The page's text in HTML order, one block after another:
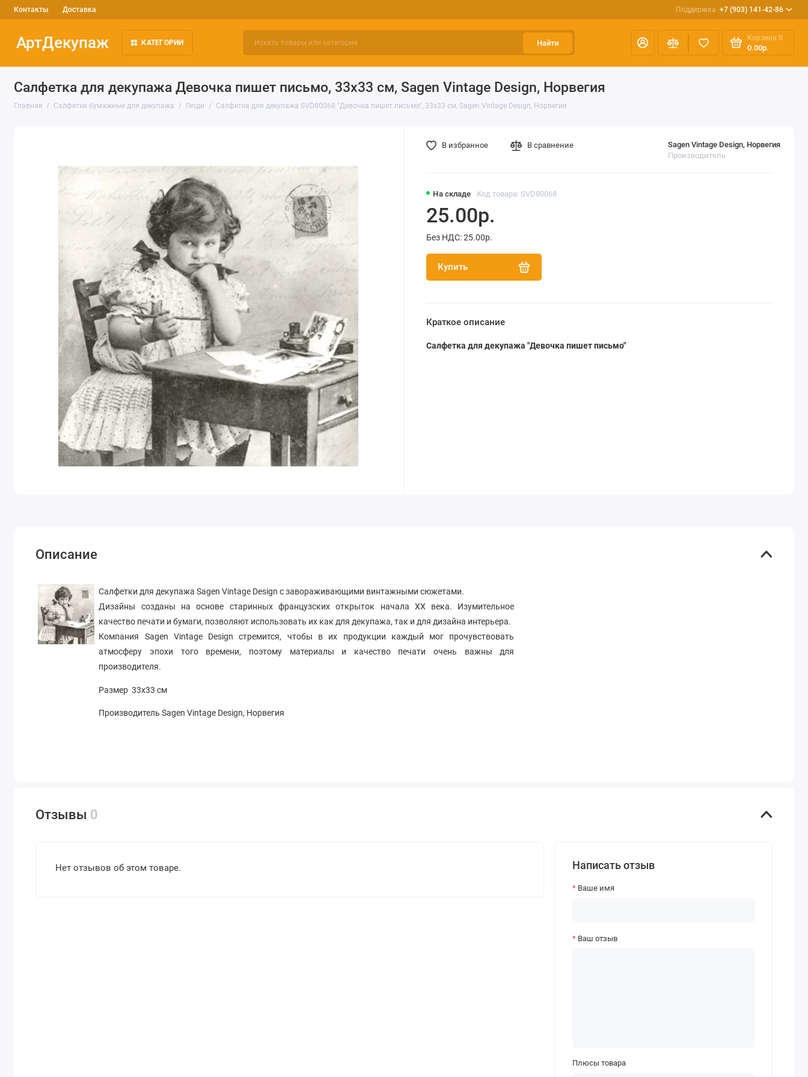
Контакты Доставка Поддержка +7 (903) 141-42-86
АртДекупаж КАТЕГОРИИ Найти
Корзина 0
0.00р.
Салфетка для декупажа Девочка пишет письмо, 33х33 см, Sagen Vintage Design, Норвегия
Главная Салфетки бумажные для декупажа Люди Салфетка для декупажа SVD80068 "Девочка пишет письмо", 33х33 см, Sagen Vintage Design, Норвегия
На складе Код товара: SVD80068
Sagen Vintage Design, Норвегия
Производитель
25.00р.
Без НДС: 25.00р.
Купить
В избранное В сравнение
Краткое описание
Салфетка для декупажа "Девочка пишет письмо"
Описание
Салфетки для декупажа Sagen Vintage Design с завораживающими винтажными сюжетами.
Дизайны созданы на основе старинных французских открыток начала ХХ века. Изумительное
качество печати и бумаги, позволяют использовать их как для декупажа, так и для дизайна интерьера.
Компания Sagen Vintage Design стремится, чтобы в их продукции каждый мог прочувствовать
атмосферу эпохи того времени, поэтому материалы и качество печати очень важны для
производителя.
Размер 33х33 см
Производитель Sagen Vintage Design, Норвегия
Отзывы 0
Нет отзывов об этом товаре. Написать отзыв
Ваше имя
Ваш отзыв
Плюсы товара